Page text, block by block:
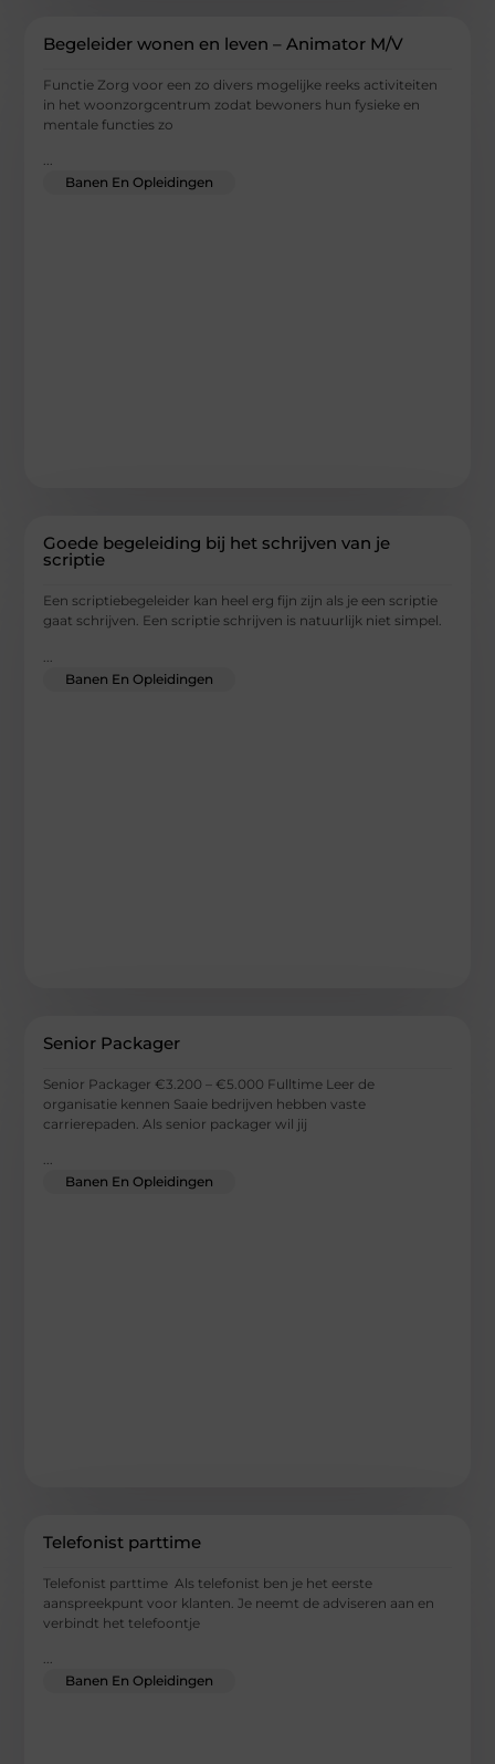
Begeleider wonen en leven – Animator M/V
Functie Zorg voor een zo divers mogelijke reeks activiteiten
in het woonzorgcentrum zodat bewoners hun fysieke en
mentale functies zo
...
Banen En Opleidingen
Goede begeleiding bij het schrijven van je
scriptie
Een scriptiebegeleider kan heel erg fijn zijn als je een scriptie
gaat schrijven. Een scriptie schrijven is natuurlijk niet simpel.
Banen En Opleidingen
Senior Packager
Senior Packager €3.200 – €5.000 Fulltime Leer de
organisatie kennen Saaie bedrijven hebben vaste
carrierepaden. Als senior packager wil jij
...
Banen En Opleidingen
Telefonist parttime
Telefonist parttime Als telefonist ben je het eerste
aanspreekpunt voor klanten. Je neemt de adviseren aan en
verbindt het telefoontje
...
Banen En Opleidingen